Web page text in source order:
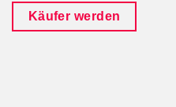
Käufer werden